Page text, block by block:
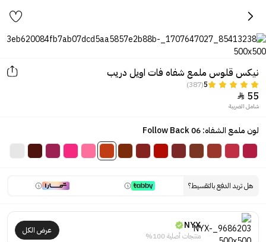
نيكس قلوس ملمع شفاه فات اويل دريب
5
(387)
55

شامل الضريبة
لون ملمع الشفاه: 06 Follow Back
هل تريد الدفع بالتقسيط؟
NYX
منتجات أصلية 100%
عرض الكل